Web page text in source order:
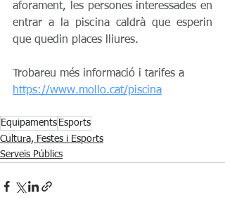
aforament, les persones interessades en
entrar a la piscina caldrà que esperin
que quedin places lliures.
Trobareu més informació i tarifes a
https://www.mollo.cat/piscina
Equipaments Esports
Cultura, Festes i Esports
Serveis Públics